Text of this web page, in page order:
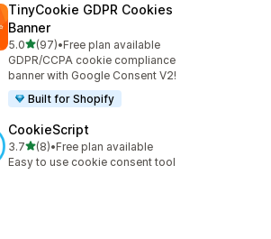
TinyCookie GDPR Cookies
Banner
5.0별 5개 중
(97)
총 리뷰 97개
•Free plan available
GDPR/CCPA cookie compliance
banner with Google Consent V2!
Built for Shopify
CookieScript
3.7별 5개 중
(8)
총 리뷰 8개
•Free plan available
Easy to use cookie consent tool